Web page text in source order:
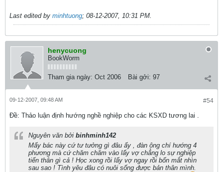
Last edited by minhtuong; 08-12-2007, 10:31 PM.
henycuong
BookWorm
Tham gia ngày: Oct 2006 Bài gởi: 97
#54
09-12-2007, 09:48 AM
Ðề: Thảo luận định hướng nghề nghiệp cho các KSXD tương lai .
Nguyên văn bởi binhminh142
Mấy bác này cứ tư tưởng gì đâu ấy , đàn ông chí hướng 4
phương mà cứ chăm chăm vào lấy vợ chẳng lo sự nghiệp
tiến thân gì cả ! Học xong rồi lấy vợ ngay rồi bốn mắt nhìn
sau sao ! Tình yêu đâu có nuôi sống được bản thân mình.